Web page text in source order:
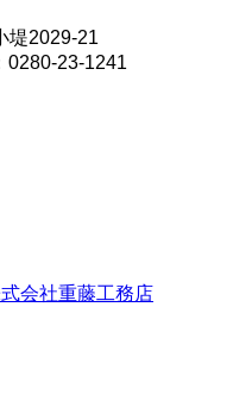
堤2029-21
23-1241
会社重藤工務店